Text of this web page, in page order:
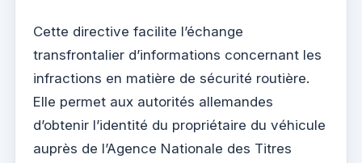
Cette directive facilite l’échange
transfrontalier d’informations concernant les
infractions en matière de sécurité routière.
Elle permet aux autorités allemandes
d’obtenir l’identité du propriétaire du véhicule
auprès de l’Agence Nationale des Titres